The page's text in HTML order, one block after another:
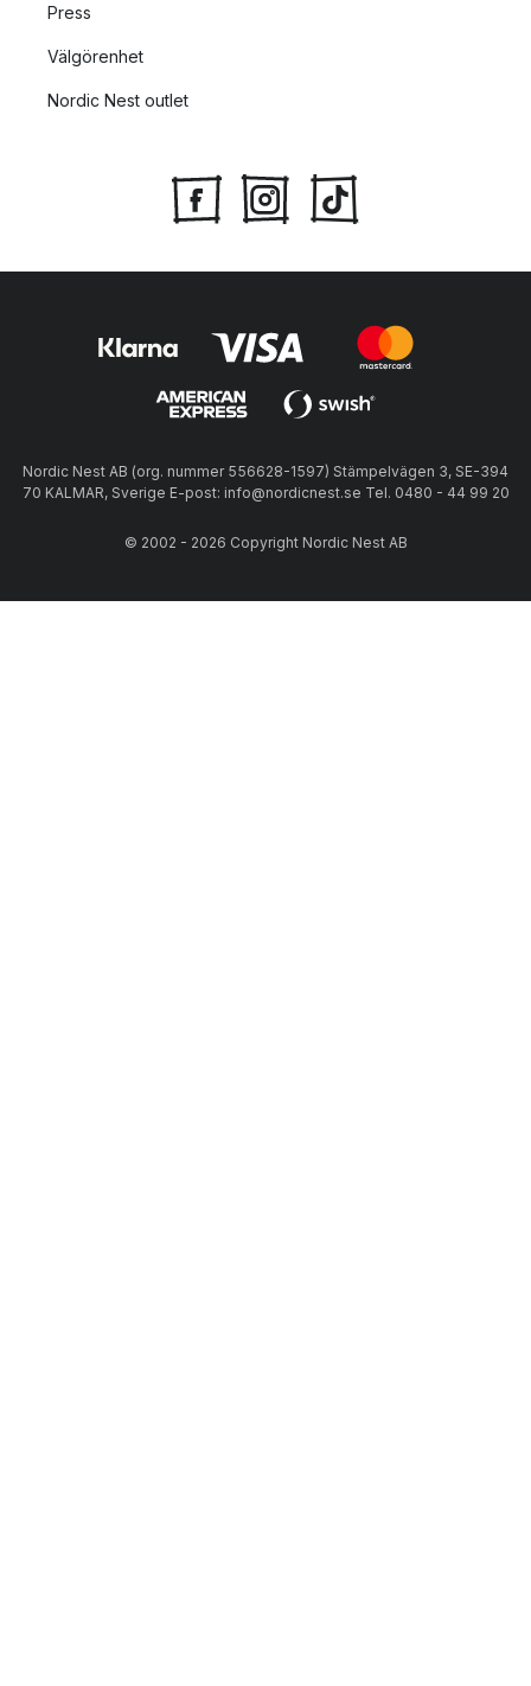
Press
Välgörenhet
Nordic Nest outlet
Nordic Nest AB (org. nummer 556628-1597) Stämpelvägen 3, SE-394
70 KALMAR, Sverige E-post: info@nordicnest.se Tel. 0480 - 44 99 20
© 2002 - 2026 Copyright Nordic Nest AB